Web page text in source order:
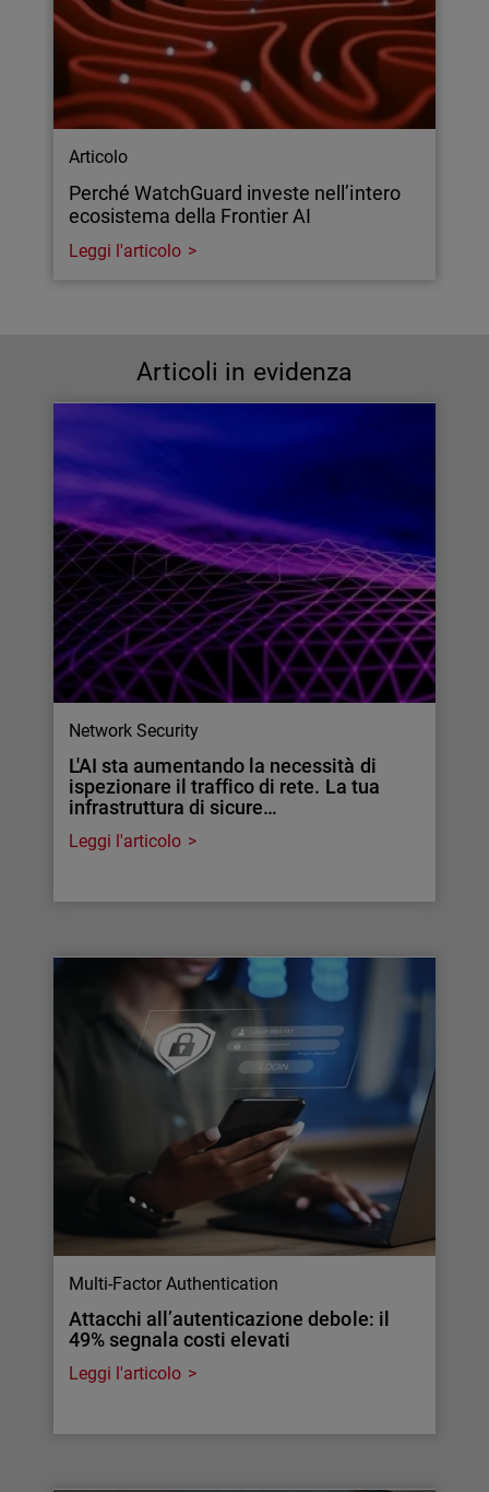
Articolo
Perché WatchGuard investe nell’intero
ecosistema della Frontier AI
Leggi l'articolo
Articoli in evidenza
Network Security
L'AI sta aumentando la necessità di
ispezionare il traffico di rete. La tua
infrastruttura di sicure…
Leggi l'articolo
Multi-Factor Authentication
Attacchi all’autenticazione debole: il
49% segnala costi elevati
Leggi l'articolo